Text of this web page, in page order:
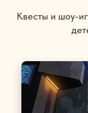
Квесты и шоу-